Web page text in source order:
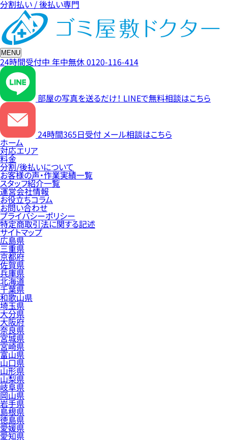
分割払い / 後払い専門
MENU
24時間受付中 年中無休0120-116-414
部屋の写真を送るだけ！ LINEで無料相談はこちら
24時間365日受付 メール相談はこちら
ホーム
対応エリア
料金
分割/後払いについて
お客様の声・作業実績一覧
スタッフ紹介一覧
運営会社情報
お役立ちコラム
お問い合わせ
プライバシーポリシー
特定商取引法に関する記述
サイトマップ
広島県
三重県
京都府
佐賀県
兵庫県
北海道
千葉県
和歌山県
埼玉県
大分県
大阪府
奈良県
宮城県
宮崎県
富山県
山口県
山形県
山梨県
岐阜県
岡山県
岩手県
島根県
徳島県
愛媛県
愛知県